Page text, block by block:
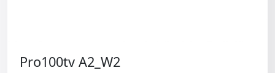
Pro100tv A2_W2